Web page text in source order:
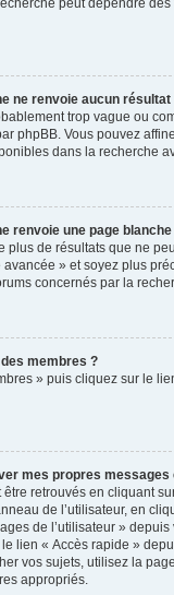
peut dépendre
ne renvoie aucun résultat
trop vague ou
phpBB. Vous pouvez
dans la recherche
renvoie une page blanche
plus de résultats que ne
» et soyez plus
concernés par la
membres ?
» puis cliquez sur le
mes propres messages
retrouvés en cliquant
de l’utilisateur, en
de l’utilisateur » depuis
lien « Accès rapide »
vos sujets, utilisez la
appropriés.